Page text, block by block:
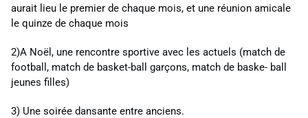
aurait lieu le premier de chaque mois, et une réunion amicale
le quinze de chaque mois
2)A Noël, une rencontre sportive avec les actuels (match de
football, match de basket-ball garçons, match de baske- ball
jeunes filles)
3) Une soirée dansante entre anciens.